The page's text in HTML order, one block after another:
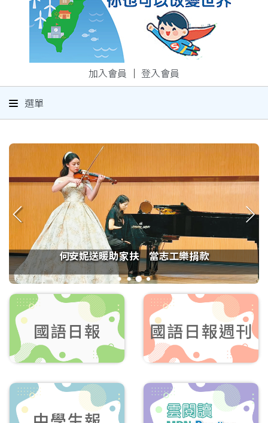
加入會員 ｜ 登入會員
選單
何安妮送暖助家扶 當志工樂捐款
1 2 4